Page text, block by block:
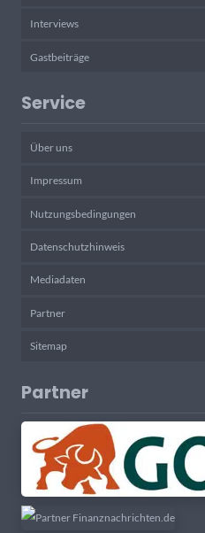
Interviews
Gastbeiträge
Service
Über uns
Impressum
Nutzungsbedingungen
Datenschutzhinweis
Mediadaten
Partner
Sitemap
Partner